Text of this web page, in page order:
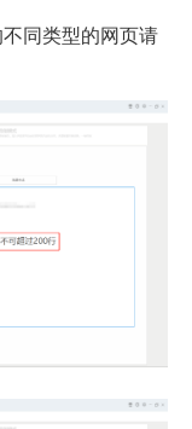
同类型的网页请